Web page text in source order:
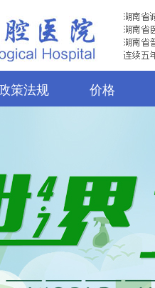
策法规 价格